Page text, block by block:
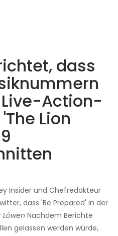
dass
Action-
Lion
Insider und Chefredakteur
dass 'Be Prepared' in der
Löwen Nachdem Berichte
gelassen werden würde,